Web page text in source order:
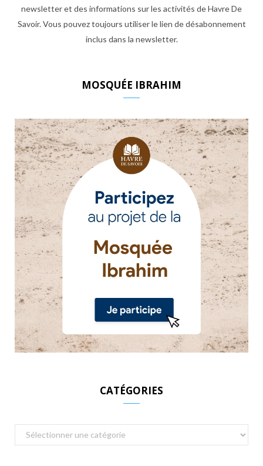
newsletter et des informations sur les activités de Havre De
Savoir. Vous pouvez toujours utiliser le lien de désabonnement
inclus dans la newsletter.
MOSQUÉE IBRAHIM
CATÉGORIES
Catégories